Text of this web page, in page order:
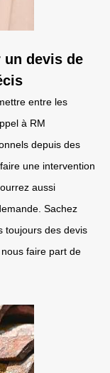
un devis de
entre les
à RM
depuis des
une intervention
aussi
Sachez
toujours des devis
faire part de